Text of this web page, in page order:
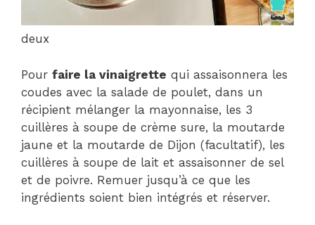
deux
Pour faire la vinaigrette qui assaisonnera les
coudes avec la salade de poulet, dans un
récipient mélanger la mayonnaise, les 3
cuillères à soupe de crème sure, la moutarde
jaune et la moutarde de Dijon (facultatif), les
cuillères à soupe de lait et assaisonner de sel
et de poivre. Remuer jusqu’à ce que les
ingrédients soient bien intégrés et réserver.